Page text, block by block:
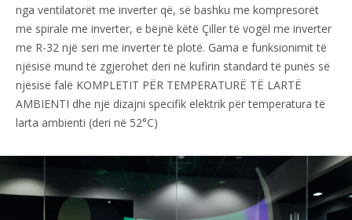
nga ventilatorët me inverter që, së bashku me kompresorët
me spirale me inverter, e bëjnë këtë Çiller të vogël me inverter
me R-32 një seri me inverter të plotë. Gama e funksionimit të
njësisë mund të zgjerohet deri në kufirin standard të punës së
njësisë falë KOMPLETIT PËR TEMPERATURË TË LARTË
AMBIENTI dhe një dizajni specifik elektrik për temperatura të
larta ambienti (deri në 52°C)